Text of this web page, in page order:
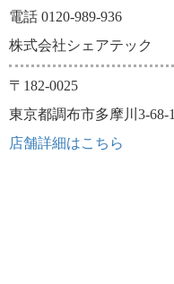
電話 0120-989-936
株式会社シェアテック
〒182-0025
東京都調布市多摩川3-68-1
店舗詳細はこちら